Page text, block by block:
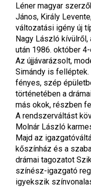
Léner magyar
János, Király
változatási igény új
Nagy László
után 1986. október
Az újjávarázsolt,
Simándy is
fényes, szép
történetében a
más okok, részben
A rendszerváltást
Molnár László
Majd az
kőszínház és a
drámai tagozatot
színész-igazgató
igyekszik